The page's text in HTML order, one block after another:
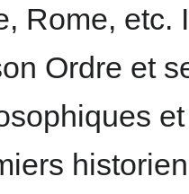
Rome, etc.
Ordre et